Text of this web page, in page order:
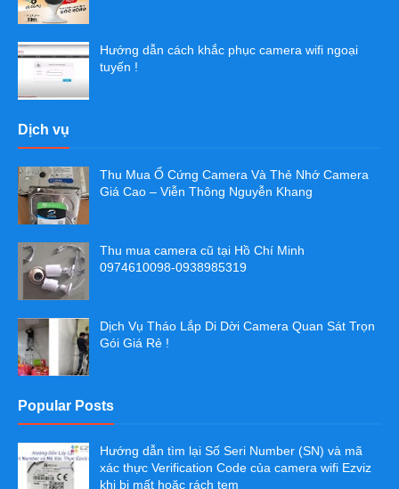
Hướng dẫn cách khắc phục camera wifi ngoại
tuyến !
Dịch vụ
Thu Mua Ổ Cứng Camera Và Thẻ Nhớ Camera
Giá Cao – Viễn Thông Nguyễn Khang
Thu mua camera cũ tại Hồ Chí Minh
0974610098-0938985319
Dịch Vụ Tháo Lắp Di Dời Camera Quan Sát Trọn
Gói Giá Rẻ !
Popular Posts
Hướng dẫn tìm lại Số Seri Number (SN) và mã
xác thực Verification Code của camera wifi Ezviz
khi bị mất hoặc rách tem